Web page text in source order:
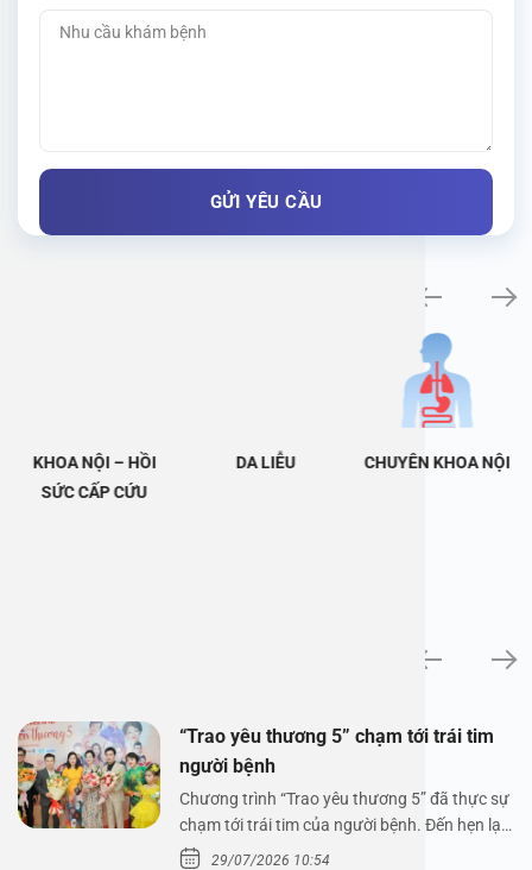
KHOA NỘI – HỒI
SỨC CẤP CỨU
DA LIỄU CHUYÊN KHOA NỘI
“Trao yêu thương 5” chạm tới trái tim
người bệnh
Chương trình “Trao yêu thương 5” đã thực sự
chạm tới trái tim của người bệnh. Đến hẹn lại
lên,…29/07/2026 10:54